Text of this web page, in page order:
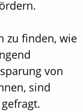
zu finden, wie
von
sind